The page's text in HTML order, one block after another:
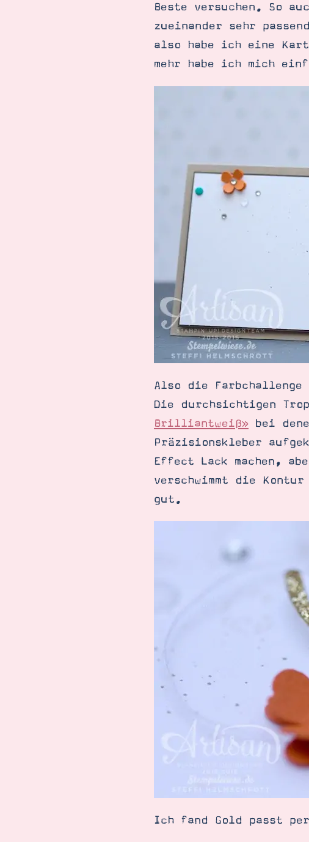
Beste versuchen. So
zueinander sehr
also habe ich eine
mehr habe ich mich
Also die Farbchallenge
Die durchsichtigen
Brilliantweiß» bei
Präzisionskleber
Effect Lack machen,
verschwimmt die
gut.
Ich fand Gold passt